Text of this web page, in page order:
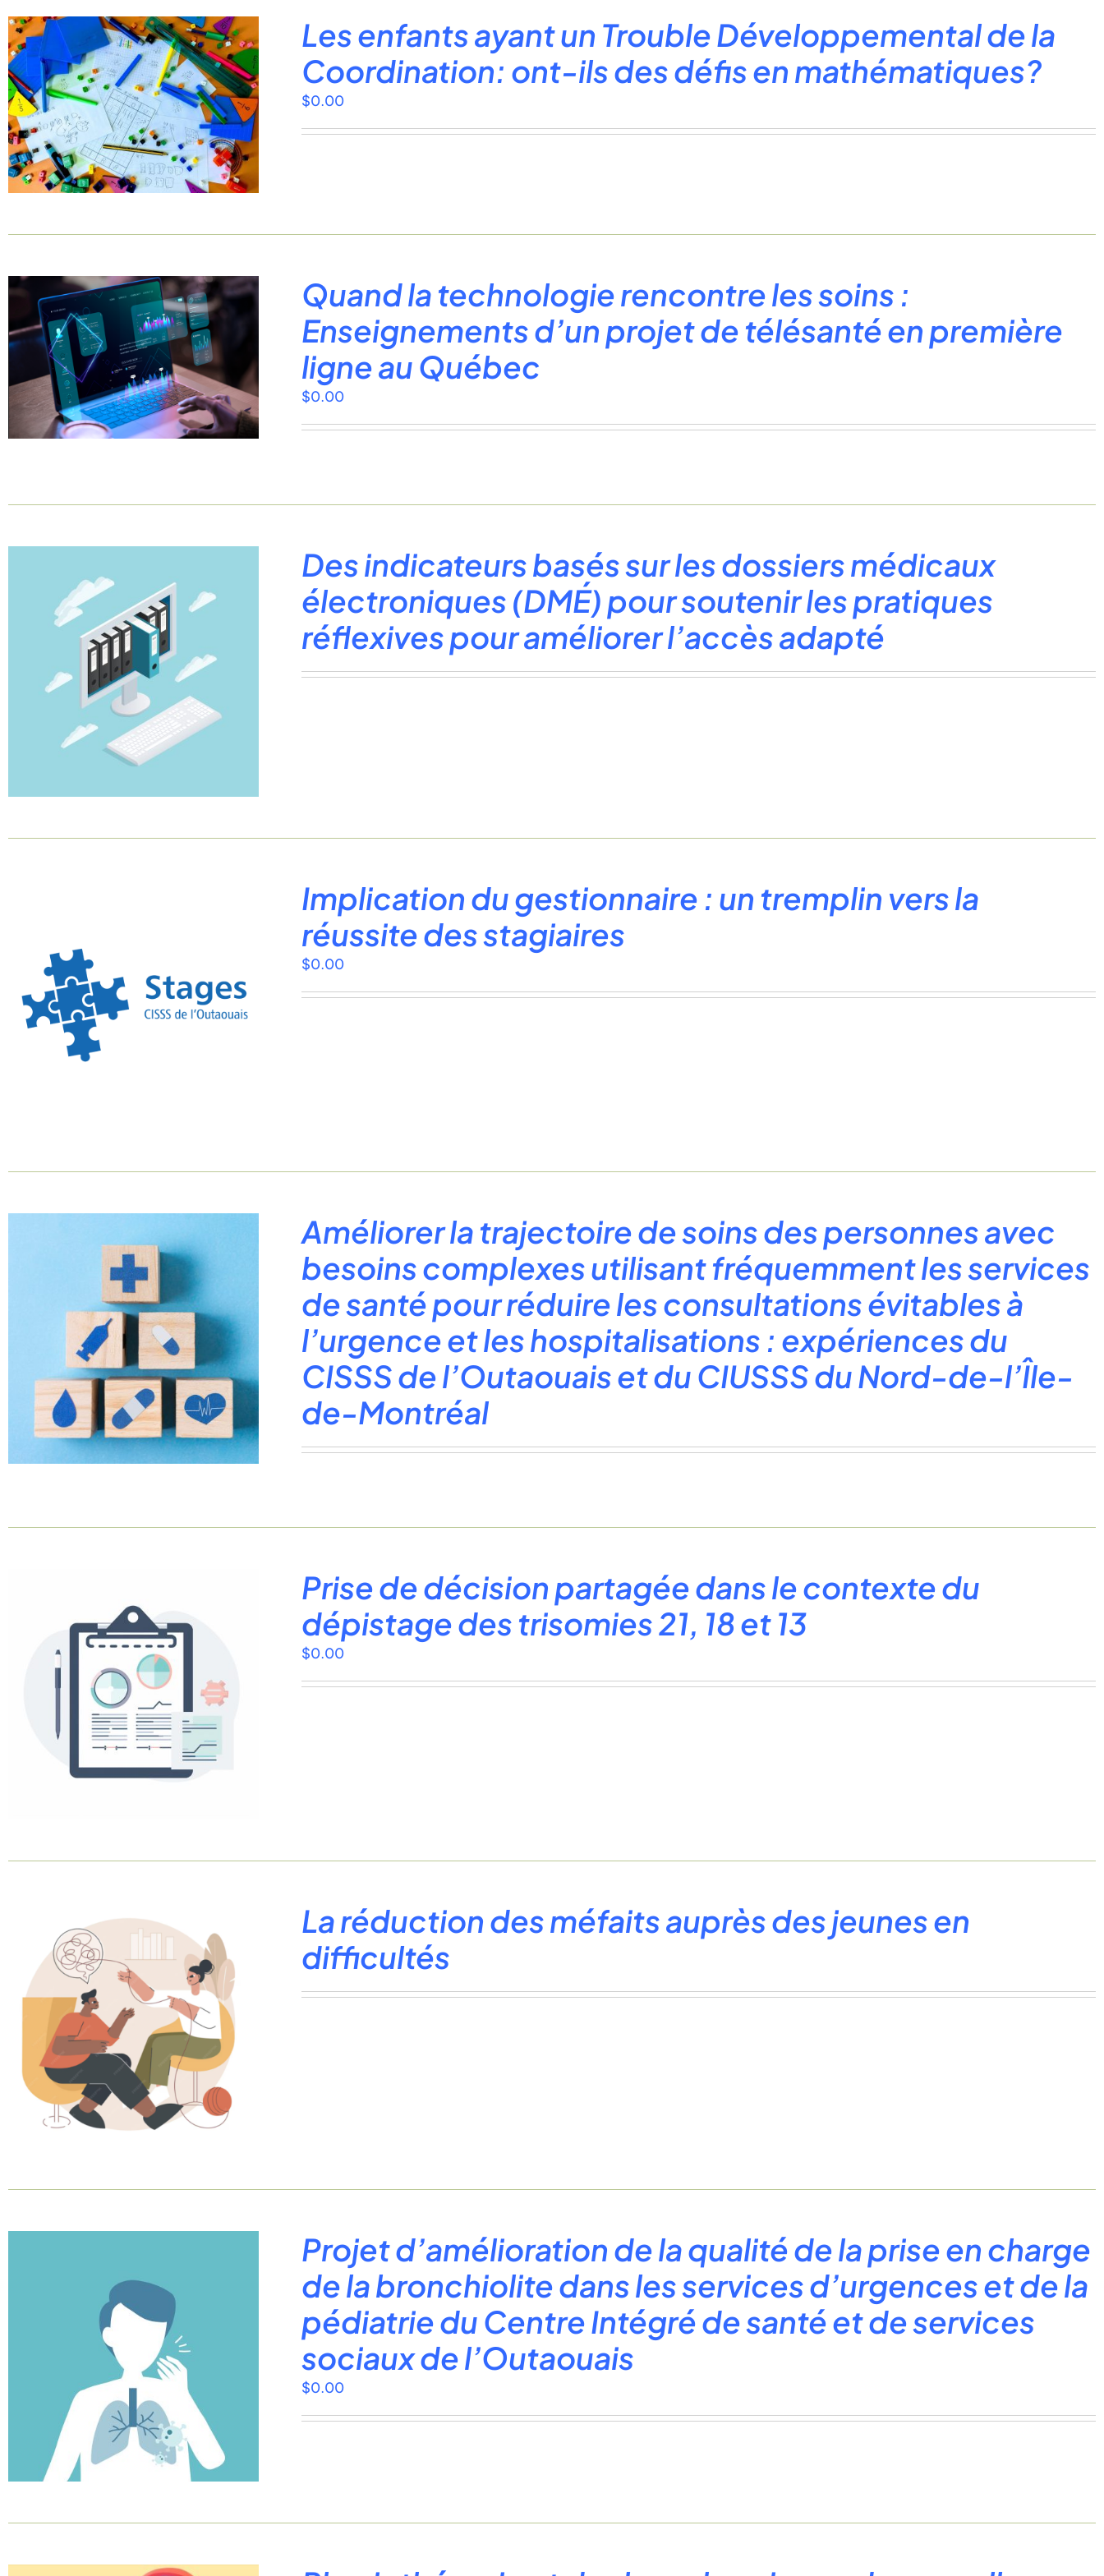
Les enfants ayant un Trouble Développemental de la
Coordination: ont-ils des défis en mathématiques?
$0.00
Quand la technologie rencontre les soins :
Enseignements d’un projet de télésanté en première
ligne au Québec
$0.00
Des indicateurs basés sur les dossiers médicaux
électroniques (DMÉ) pour soutenir les pratiques
réflexives pour améliorer l’accès adapté
Implication du gestionnaire : un tremplin vers la
réussite des stagiaires
$0.00
Améliorer la trajectoire de soins des personnes avec
besoins complexes utilisant fréquemment les services
de santé pour réduire les consultations évitables à
l’urgence et les hospitalisations : expériences du
CISSS de l’Outaouais et du CIUSSS du Nord-de-l’Île-
de-Montréal
Prise de décision partagée dans le contexte du
dépistage des trisomies 21, 18 et 13
$0.00
La réduction des méfaits auprès des jeunes en
difficultés
Projet d’amélioration de la qualité de la prise en charge
de la bronchiolite dans les services d’urgences et de la
pédiatrie du Centre Intégré de santé et de services
sociaux de l’Outaouais
$0.00